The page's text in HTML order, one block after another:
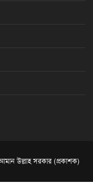
উল্লাহ সরকার (প্রকাশক)